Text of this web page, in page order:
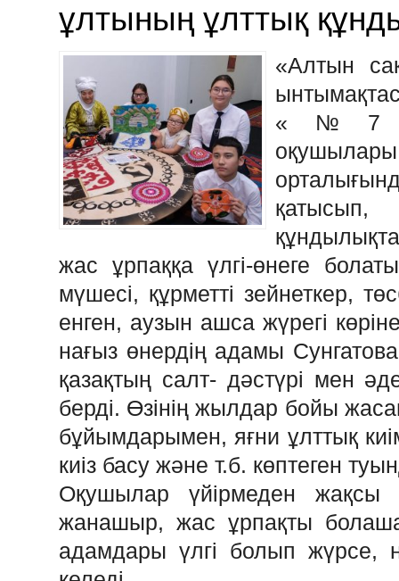
ұлтының ұлттық
«Алтын
«№7
жас ұрпаққа үлгі-өнеге
мүшесі, құрметті зейнеткер,
енген, аузын ашса жүрегі
нағыз өнердің адамы
қазақтың салт- дәстүрі мен
берді. Өзінің жылдар бойы
бұйымдарымен, яғни ұлттық
киіз басу және т.б. көптеген
Оқушылар үйірмеден жақсы
жанашыр, жас ұрпақты
адамдары үлгі болып жүрсе,